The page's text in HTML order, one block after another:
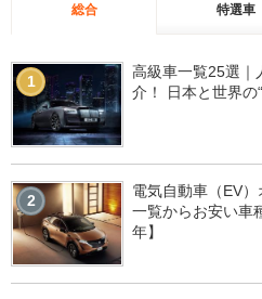
総合 特選車
1
高級車一覧25選｜
介！ 日本と世界の
2
電気自動車（EV
一覧からお安い車
年】